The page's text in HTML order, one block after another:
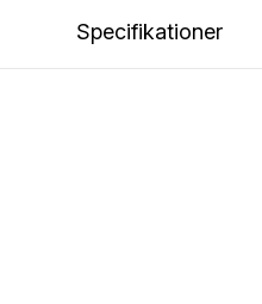
Specifikationer